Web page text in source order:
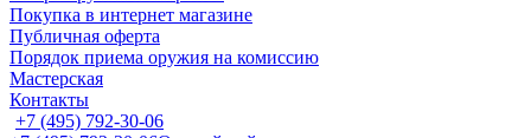
Покупка в интернет магазине
Публичная оферта
Порядок приема оружия на комиссию
Мастерская
Контакты
+7 (495) 792-30-06